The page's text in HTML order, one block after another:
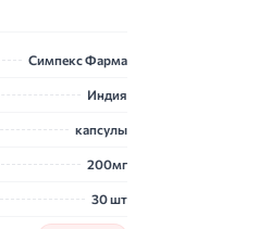
Симпекс Фарма
Индия
капсулы
200мг
30 шт